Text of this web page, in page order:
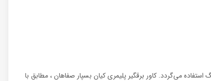
می‌گردد. کاور برقگیر پلیمری کیان بسپار صفاهان ، مطابق با